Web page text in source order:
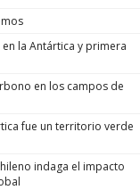
la Antártica y primera
en los campos de
fue un territorio verde
indaga el impacto